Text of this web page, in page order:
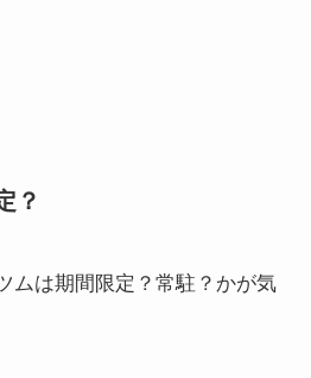
？
ムは期間限定？常駐？かが気